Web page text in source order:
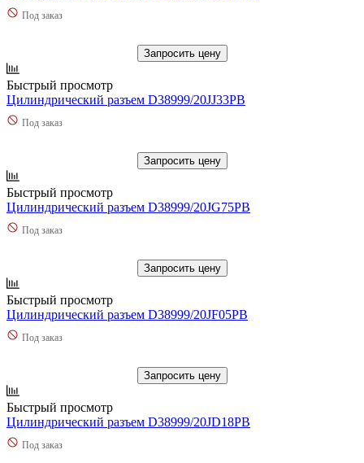
Под заказ
Запросить цену
Быстрый просмотр
Цилиндрический разъем D38999/20JJ33PB
Под заказ
Запросить цену
Быстрый просмотр
Цилиндрический разъем D38999/20JG75PB
Под заказ
Запросить цену
Быстрый просмотр
Цилиндрический разъем D38999/20JF05PB
Под заказ
Запросить цену
Быстрый просмотр
Цилиндрический разъем D38999/20JD18PB
Под заказ